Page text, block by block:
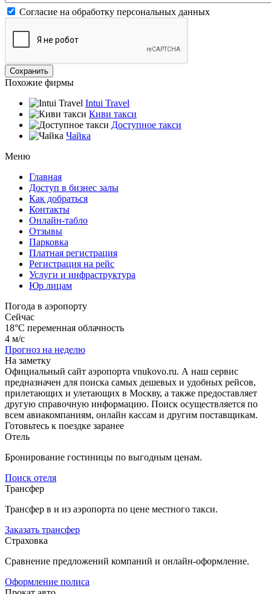
Согласие на обработку персональных данных
Похожие фирмы
Intui Travel
Киви такси
Доступное такси
Чайка
Меню
Главная
Доступ в бизнес залы
Как добраться
Контакты
Онлайн-табло
Отзывы
Парковка
Платная регистрация
Регистрация на рейс
Услуги и инфраструктура
Юр лицам
Погода в аэропорту
Сейчас
18°C переменная облачность
4 м/с
Прогноз на неделю
На заметку
Официальный сайт аэропорта vnukovo.ru. А наш сервис
предназначен для поиска самых дешевых и удобных рейсов,
прилетающих и улетающих в Москву, а также предоставляет
другую справочную информацию. Поиск осуществляется по
всем авиакомпаниям, онлайн кассам и другим поставщикам.
Готовьтесь к поездке заранее
Отель
Бронирование гостиницы по выгодным ценам.
Поиск отеля
Трансфер
Трансфер в и из аэропорта по цене местного такси.
Заказать трансфер
Страховка
Сравнение предложений компаний и онлайн-оформление.
Оформление полиса